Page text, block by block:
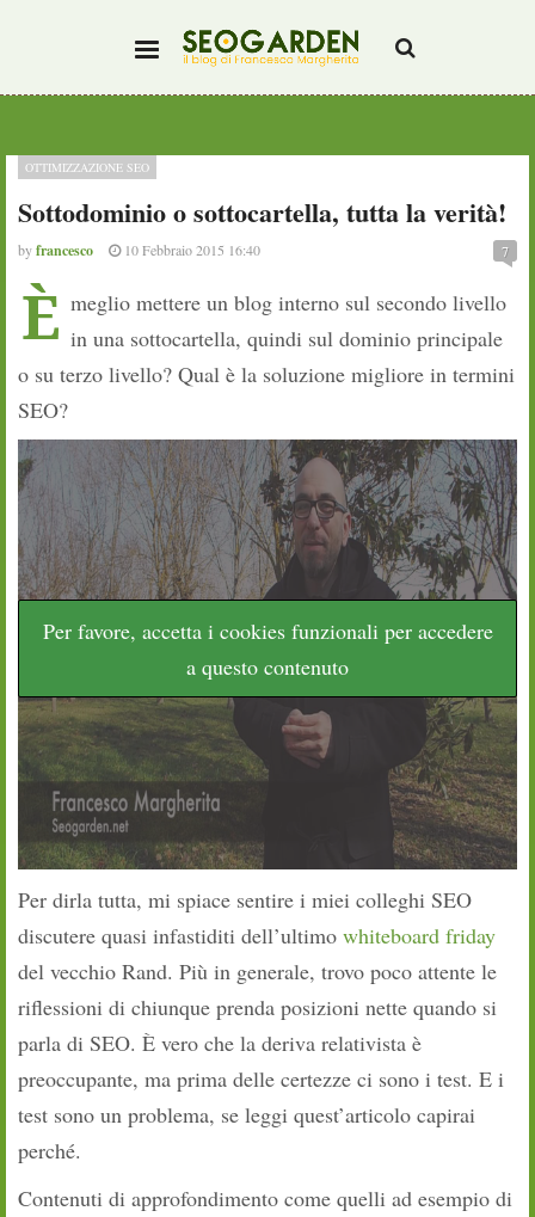
Sottodominio o sottocartella, tutta la verità!
OTTIMIZZAZIONE SEO
byfrancesco 10 Febbraio 2015 16:40 7
È meglio mettere un blog interno sul secondo livello
in una sottocartella, quindi sul dominio principale
o su terzo livello? Qual è la soluzione migliore in termini
SEO?
Per favore, accetta i cookies funzionali per accedere
a questo contenuto
Per dirla tutta, mi spiace sentire i miei colleghi SEO
discutere quasi infastiditi dell’ultimo whiteboard friday
del vecchio Rand. Più in generale, trovo poco attente le
riflessioni di chiunque prenda posizioni nette quando si
parla di SEO. È vero che la deriva relativista è
preoccupante, ma prima delle certezze ci sono i test. E i
test sono un problema, se leggi quest’articolo capirai
perché.
Contenuti di approfondimento come quelli ad esempio di